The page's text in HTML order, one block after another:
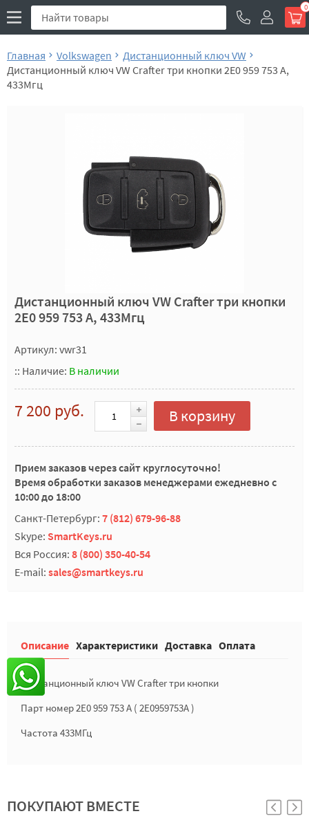
0
Главная Volkswagen
Дистанционный ключ VW
Дистанционный ключ VW Crafter три кнопки 2E0 959 753 A,
433Мгц
Дистанционный ключ VW Crafter три кнопки
2E0 959 753 A, 433Мгц
Артикул: vwr31
:: Наличие: В наличии
7 200 руб. В корзину
Прием заказов через сайт круглосуточно!
Время обработки заказов менеджерами ежедневно с
10:00 до 18:00
Санкт-Петербург: 7 (812) 679-96-88
Skype: SmartKeys.ru
Вся Россия: 8 (800) 350-40-54
E-mail: sales@smartkeys.ru
Описание Характеристики Доставка Оплата
Дистанционный ключ VW Crafter три кнопки
Парт номер 2E0 959 753 A ( 2E0959753A )
Частота 433МГц
ПОКУПАЮТ ВМЕСТЕ